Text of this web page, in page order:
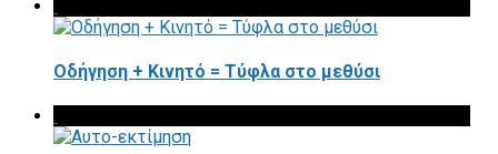
Οδήγηση + Κινητό = Τύφλα στο μεθύσι